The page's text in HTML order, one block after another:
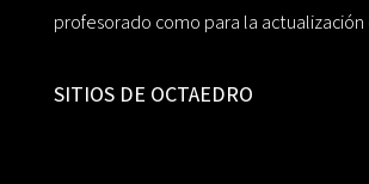
profesorado como para la
SITIOS DE OCTAEDRO